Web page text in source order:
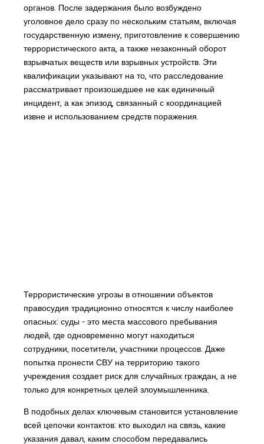
органов. После задержания было возбуждено
уголовное дело сразу по нескольким статьям, включая
государственную измену, приготовление к совершению
террористического акта, а также незаконный оборот
взрывчатых веществ или взрывных устройств. Эти
квалификации указывают на то, что расследование
рассматривает произошедшее не как единичный
инцидент, а как эпизод, связанный с координацией
извне и использованием средств поражения.
Террористические угрозы в отношении объектов
правосудия традиционно относятся к числу наиболее
опасных: суды - это места массового пребывания
людей, где одновременно могут находиться
сотрудники, посетители, участники процессов. Даже
попытка пронести СВУ на территорию такого
учреждения создает риск для случайных граждан, а не
только для конкретных целей злоумышленника.
В подобных делах ключевым становится установление
всей цепочки контактов: кто выходил на связь, какие
указания давал, каким способом передавались